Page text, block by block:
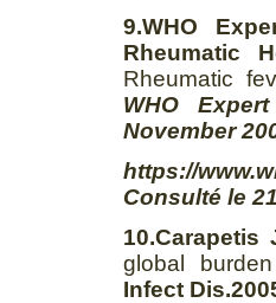
9.WHO
Rheumatic
Rheumatic
WHO
November
https://
Consulté le
10.Carapetis
global
Infect